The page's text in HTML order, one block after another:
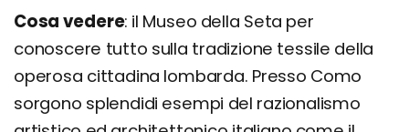
Cosa vedere: il Museo della Seta per
conoscere tutto sulla tradizione tessile della
operosa cittadina lombarda. Presso Como
sorgono splendidi esempi del razionalismo